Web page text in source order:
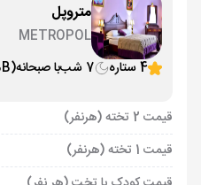
متروپل
METROPOL
4 ستاره
7 شب با صبحانه(BB)
قیمت 2 تخته (هرنفر)
قیمت 1 تخته (هرنفر)